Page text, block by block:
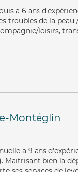
a 6 ans
troubles de la peau
loisirs,
Montéglin
a 9 ans
Maitrisant bien la